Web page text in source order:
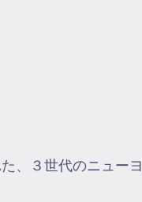
、３世代のニューヨ